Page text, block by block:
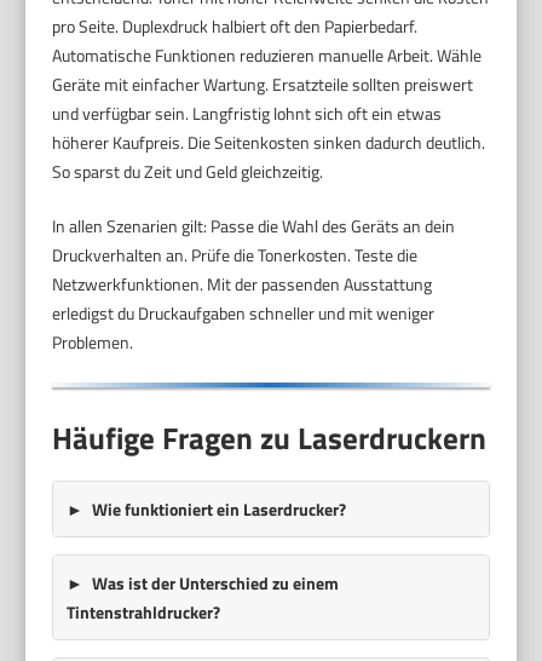
pro Seite. Duplexdruck halbiert oft den Papierbedarf.
Automatische Funktionen reduzieren manuelle Arbeit. Wähle
Geräte mit einfacher Wartung. Ersatzteile sollten preiswert
und verfügbar sein. Langfristig lohnt sich oft ein etwas
höherer Kaufpreis. Die Seitenkosten sinken dadurch deutlich.
So sparst du Zeit und Geld gleichzeitig.
In allen Szenarien gilt: Passe die Wahl des Geräts an dein
Druckverhalten an. Prüfe die Tonerkosten. Teste die
Netzwerkfunktionen. Mit der passenden Ausstattung
erledigst du Druckaufgaben schneller und mit weniger
Problemen.
Häufige Fragen zu Laserdruckern
Wie funktioniert ein Laserdrucker?
Was ist der Unterschied zu einem
Tintenstrahldrucker?